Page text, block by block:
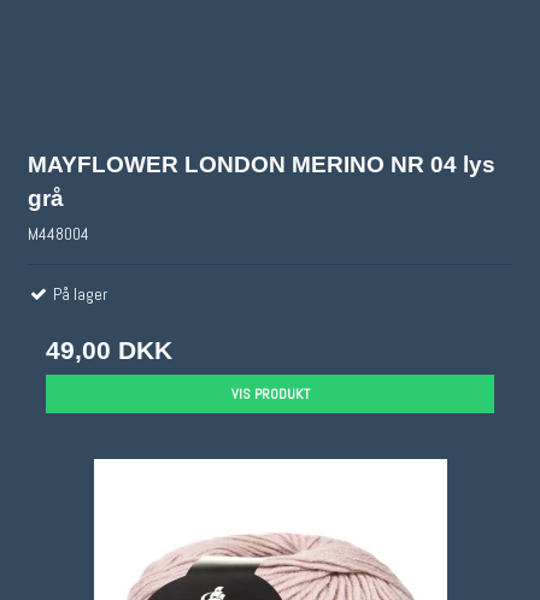
MAYFLOWER LONDON MERINO NR 04 lys
grå
M448004
På lager
49,00 DKK
VIS PRODUKT